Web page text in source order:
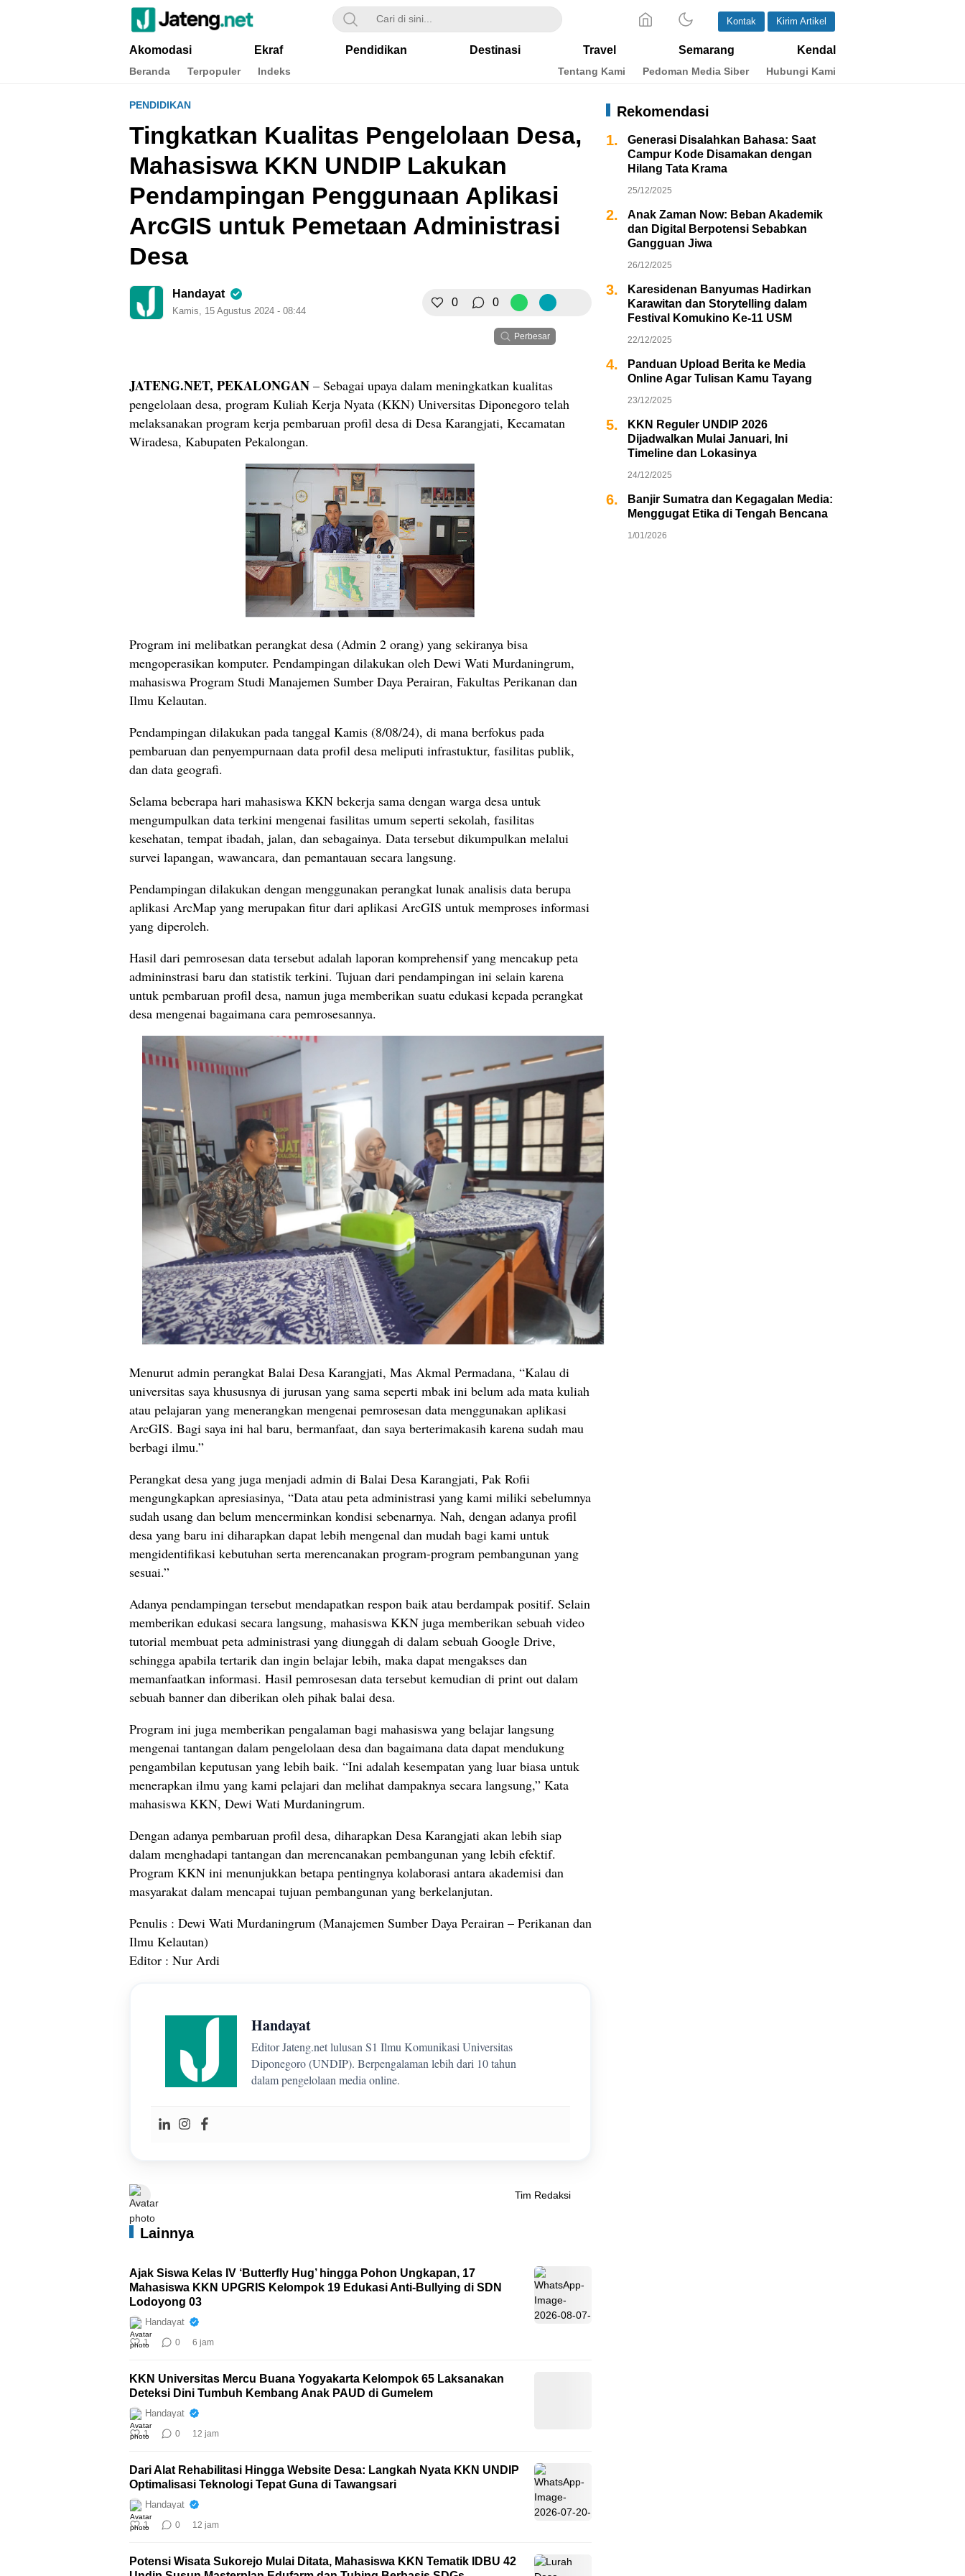
Jateng.net
Portal Media Anak Muda Jawa Tengah
Kontak Kirim Artikel
Akomodasi Ekraf Pendidikan Destinasi Travel Semarang Kendal
Beranda Terpopuler Indeks Tentang Kami Pedoman Media Siber Hubungi Kami
PENDIDIKAN
Tingkatkan Kualitas Pengelolaan Desa,
Mahasiswa KKN UNDIP Lakukan
Pendampingan Penggunaan Aplikasi
ArcGIS untuk Pemetaan Administrasi
Desa
Handayat
Kamis, 15 Agustus 2024 - 08:44
0 0
Perbesar
JATENG.NET, PEKALONGAN – Sebagai upaya dalam meningkatkan kualitas
pengelolaan desa, program Kuliah Kerja Nyata (KKN) Universitas Diponegoro telah
melaksanakan program kerja pembaruan profil desa di Desa Karangjati, Kecamatan
Wiradesa, Kabupaten Pekalongan.
Program ini melibatkan perangkat desa (Admin 2 orang) yang sekiranya bisa
mengoperasikan komputer. Pendampingan dilakukan oleh Dewi Wati Murdaningrum,
mahasiswa Program Studi Manajemen Sumber Daya Perairan, Fakultas Perikanan dan
Ilmu Kelautan.
Pendampingan dilakukan pada tanggal Kamis (8/08/24), di mana berfokus pada
pembaruan dan penyempurnaan data profil desa meliputi infrastuktur, fasilitas publik,
dan data geografi.
Selama beberapa hari mahasiswa KKN bekerja sama dengan warga desa untuk
mengumpulkan data terkini mengenai fasilitas umum seperti sekolah, fasilitas
kesehatan, tempat ibadah, jalan, dan sebagainya. Data tersebut dikumpulkan melalui
survei lapangan, wawancara, dan pemantauan secara langsung.
Pendampingan dilakukan dengan menggunakan perangkat lunak analisis data berupa
aplikasi ArcMap yang merupakan fitur dari aplikasi ArcGIS untuk memproses informasi
yang diperoleh.
Hasil dari pemrosesan data tersebut adalah laporan komprehensif yang mencakup peta
admininstrasi baru dan statistik terkini. Tujuan dari pendampingan ini selain karena
untuk pembaruan profil desa, namun juga memberikan suatu edukasi kepada perangkat
desa mengenai bagaimana cara pemrosesannya.
Menurut admin perangkat Balai Desa Karangjati, Mas Akmal Permadana, “Kalau di
universitas saya khususnya di jurusan yang sama seperti mbak ini belum ada mata kuliah
atau pelajaran yang menerangkan mengenai pemrosesan data menggunakan aplikasi
ArcGIS. Bagi saya ini hal baru, bermanfaat, dan saya berterimakasih karena sudah mau
berbagi ilmu.”
Perangkat desa yang juga menjadi admin di Balai Desa Karangjati, Pak Rofii
mengungkapkan apresiasinya, “Data atau peta administrasi yang kami miliki sebelumnya
sudah usang dan belum mencerminkan kondisi sebenarnya. Nah, dengan adanya profil
desa yang baru ini diharapkan dapat lebih mengenal dan mudah bagi kami untuk
mengidentifikasi kebutuhan serta merencanakan program-program pembangunan yang
sesuai.”
Adanya pendampingan tersebut mendapatkan respon baik atau berdampak positif. Selain
memberikan edukasi secara langsung, mahasiswa KKN juga memberikan sebuah video
tutorial membuat peta administrasi yang diunggah di dalam sebuah Google Drive,
sehingga apabila tertarik dan ingin belajar lebih, maka dapat mengakses dan
memanfaatkan informasi. Hasil pemrosesan data tersebut kemudian di print out dalam
sebuah banner dan diberikan oleh pihak balai desa.
Program ini juga memberikan pengalaman bagi mahasiswa yang belajar langsung
mengenai tantangan dalam pengelolaan desa dan bagaimana data dapat mendukung
pengambilan keputusan yang lebih baik. “Ini adalah kesempatan yang luar biasa untuk
menerapkan ilmu yang kami pelajari dan melihat dampaknya secara langsung,” Kata
mahasiswa KKN, Dewi Wati Murdaningrum.
Dengan adanya pembaruan profil desa, diharapkan Desa Karangjati akan lebih siap
dalam menghadapi tantangan dan merencanakan pembangunan yang lebih efektif.
Program KKN ini menunjukkan betapa pentingnya kolaborasi antara akademisi dan
masyarakat dalam mencapai tujuan pembangunan yang berkelanjutan.
Penulis : Dewi Wati Murdaningrum (Manajemen Sumber Daya Perairan – Perikanan dan
Ilmu Kelautan)
Editor : Nur Ardi
Handayat
Editor Jateng.net lulusan S1 Ilmu Komunikasi Universitas
Diponegoro (UNDIP). Berpengalaman lebih dari 10 tahun
dalam pengelolaan media online.
Tim Redaksi
Lainnya
Ajak Siswa Kelas IV ‘Butterfly Hug’ hingga Pohon Ungkapan, 17
Mahasiswa KKN UPGRIS Kelompok 19 Edukasi Anti-Bullying di SDN
Lodoyong 03
Handayat
1 0 6 jam
KKN Universitas Mercu Buana Yogyakarta Kelompok 65 Laksanakan
Deteksi Dini Tumbuh Kembang Anak PAUD di Gumelem
Handayat
1 0 12 jam
Dari Alat Rehabilitasi Hingga Website Desa: Langkah Nyata KKN UNDIP
Optimalisasi Teknologi Tepat Guna di Tawangsari
Handayat
1 0 12 jam
Potensi Wisata Sukorejo Mulai Ditata, Mahasiswa KKN Tematik IDBU 42
Rekomendasi
1.
Generasi Disalahkan Bahasa: Saat
Campur Kode Disamakan dengan
Hilang Tata Krama
25/12/2025
2.
Anak Zaman Now: Beban Akademik
dan Digital Berpotensi Sebabkan
Gangguan Jiwa
26/12/2025
3.
Karesidenan Banyumas Hadirkan
Karawitan dan Storytelling dalam
Festival Komukino Ke-11 USM
22/12/2025
4.
Panduan Upload Berita ke Media
Online Agar Tulisan Kamu Tayang
23/12/2025
5.
KKN Reguler UNDIP 2026
Dijadwalkan Mulai Januari, Ini
Timeline dan Lokasinya
24/12/2025
6.
Banjir Sumatra dan Kegagalan Media:
Menggugat Etika di Tengah Bencana
1/01/2026